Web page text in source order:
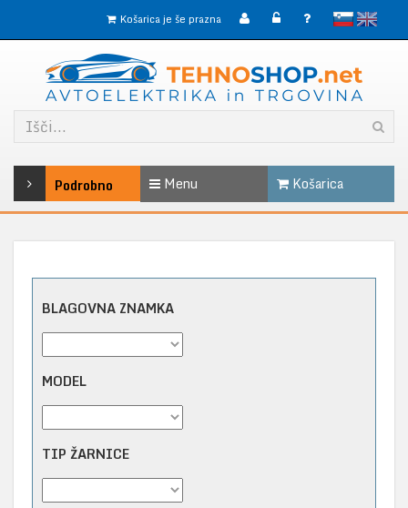
slovenskoEnglish
Košarica je še prazna
Podrobno Menu Košarica
BLAGOVNA ZNAMKA
MODEL
TIP ŽARNICE